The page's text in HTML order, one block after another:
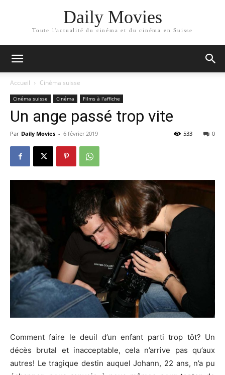
Daily Movies
Toute l'actualité du cinéma et du cinéma en Suisse
Accueil Cinéma suisse
Cinéma suisse Cinéma Films à l'affiche
Un ange passé trop vite
Par Daily Movies - 6 février 2019 0
533
Comment faire le deuil d’un enfant parti trop tôt? Un
décès brutal et inacceptable, cela n’arrive pas qu’aux
autres! Le tragique destin auquel Johann, 22 ans, n’a pu